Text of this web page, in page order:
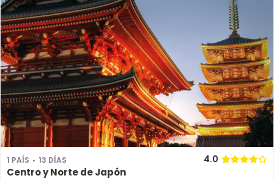
1 PAÍS 13 DÍAS 4.0
Centro y Norte de Japón